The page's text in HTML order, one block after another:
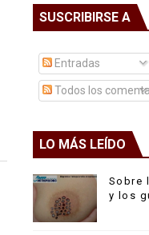
SUSCRIBIRSE A
Entradas
Todos los
LO MÁS LEÍDO
Sobre
y los